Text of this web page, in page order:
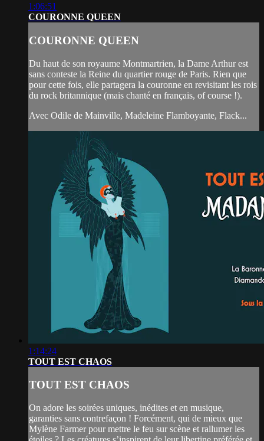
1:06:51
COURONNE QUEEN
COURONNE QUEEN
Du haut de son royaume Montmartrien, la Dame Arthur est
sans conteste la Reine du quartier rouge de Paris. Rien que
pour cette fois, elle partagera la couronne en revisitant les rois
du rock britannique (mais chanté en français, of course !).
Avec Odile de Mainville, Madeleine Flamboyante, Flack...
1:14:24
TOUT EST CHAOS
TOUT EST CHAOS
On adore les soirées uniques, inédites et en musique,
garanties sans contrefaçon ! Forcément, qui de mieux que
Mylène Farmer pour mettre le feu sur scène et rallumer les